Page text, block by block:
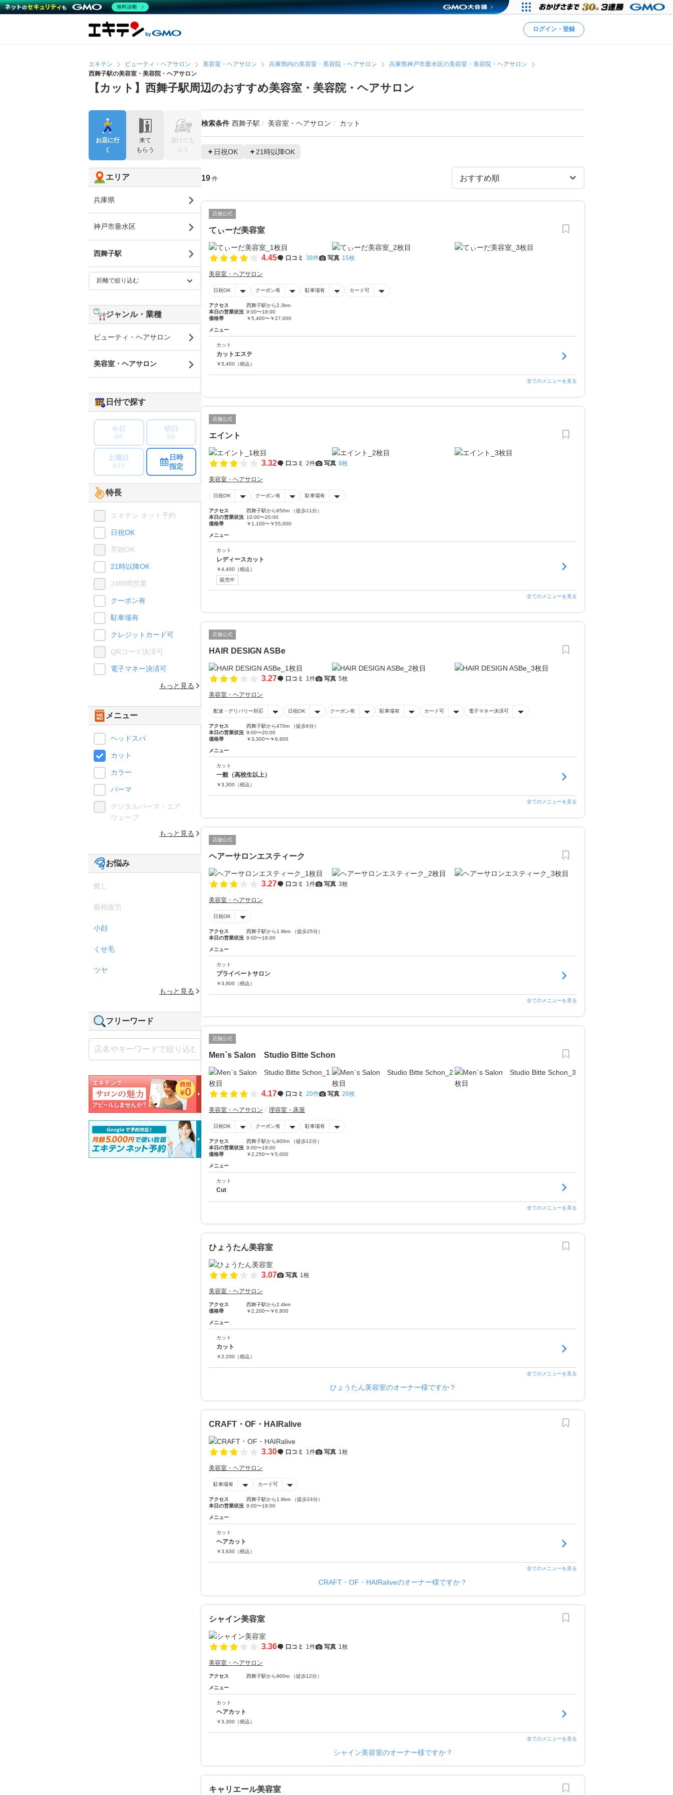
ログイン・登録
エキテン ビューティ・ヘアサロン 美容室・ヘアサロン 兵庫県内の美容室・美容院・ヘアサロン
兵庫県神戸市垂水区の美容室・美容院・ヘアサロン
西舞子駅の美容室・美容院・ヘアサロン
【カット】西舞子駅周辺のおすすめ美容室・美容院・ヘアサロン
検索条件 西舞子駅 美容室・ヘアサロン カット
日祝OK 21時以降OK
19 件
店舗公式
てぃーだ美容室
4.45 口コミ 38件 写真 15枚
美容室・ヘアサロン
日祝OK クーポン有 駐車場有 カード可
アクセス
西舞子駅から2.3km
本日の営業状況 9:00〜18:00
価格帯
￥5,400〜￥27,000
メニュー
カット
カットエステ
￥5,400 （税込）
全てのメニューを見る
店舗公式
エイント
3.32 口コミ 2件 写真 8枚
美容室・ヘアサロン
日祝OK クーポン有 駐車場有
アクセス
西舞子駅から850m （徒歩11分）
本日の営業状況 10:00〜20:00
価格帯
￥1,100〜￥55,000
メニュー
カット
レディースカット
￥4,400 （税込）
販売中
全てのメニューを見る
店舗公式
HAIR DESIGN ASBe
3.27 口コミ 1件 写真 5枚
美容室・ヘアサロン
配達・デリバリー対応 日祝OK クーポン有 駐車場有 カード可 電子マネー決済可
アクセス
西舞子駅から470m （徒歩6分）
本日の営業状況 9:00〜20:00
価格帯
￥3,300〜￥6,600
メニュー
カット
一般（高校生以上）
￥3,300 （税込）
全てのメニューを見る
店舗公式
ヘアーサロンエスティーク
3.27 口コミ 1件 写真 3枚
美容室・ヘアサロン
日祝OK
アクセス
西舞子駅から1.9km （徒歩25分）
本日の営業状況 9:00〜18:00
メニュー
カット
プライベートサロン
￥3,800 （税込）
全てのメニューを見る
店舗公式
Men`s Salon Studio Bitte Schon
4.17 口コミ 20件 写真 26枚
美容室・ヘアサロン 理容室・床屋
日祝OK クーポン有 駐車場有
アクセス
西舞子駅から900m （徒歩12分）
本日の営業状況 9:00〜19:00
価格帯
￥2,250〜￥5,000
メニュー
カット
Cut
全てのメニューを見る
ひょうたん美容室
3.07 写真 1枚
美容室・ヘアサロン
アクセス
西舞子駅から2.4km
価格帯
￥2,200〜￥6,800
メニュー
カット
カット
￥2,200 （税込）
全てのメニューを見る
ひょうたん美容室のオーナー様ですか？
CRAFT・OF・HAIRalive
3.30 口コミ 1件 写真 1枚
美容室・ヘアサロン
駐車場有 カード可
アクセス
西舞子駅から1.9km （徒歩24分）
本日の営業状況 9:00〜19:00
メニュー
カット
ヘアカット
￥3,630 （税込）
全てのメニューを見る
CRAFT・OF・HAIRaliveのオーナー様ですか？
シャイン美容室
3.36 口コミ 1件 写真 1枚
美容室・ヘアサロン
アクセス 西舞子駅から900m （徒歩12分）
メニュー
カット
ヘアカット
￥3,300 （税込）
全てのメニューを見る
シャイン美容室のオーナー様ですか？
キャリエール美容室
お店に行
く
来て
もらう
届けても
らう
エリア
兵庫県
神戸市垂水区
西舞子駅
ジャンル・業種
ビューティ・ヘアサロン
美容室・ヘアサロン
日付で探す
今日
8/8
明日
8/9
土曜日
8/15
日時
指定
特長
エキテン ネット予約
日祝OK
早朝OK
21時以降OK
24時間営業
クーポン有
駐車場有
クレジットカード可
QRコード決済可
電子マネー決済可
もっと見る
メニュー
ヘッドスパ
カット
カラー
パーマ
デジタルパーマ・エア
ウェーブ
もっと見る
お悩み
癒し
眼精疲労
小顔
くせ毛
ツヤ
もっと見る
フリーワード
無料診断